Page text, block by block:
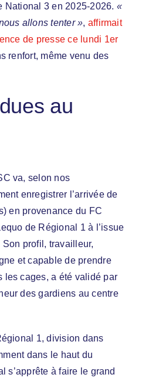
National 3 en 2025-2026. «
allons tenter », affirmait
de presse ce lundi 1er
renfort, même venu des
au
va, selon nos
enregistrer l’arrivée de
en provenance du FC
de Régional 1 à l’issue
profil, travailleur,
et capable de prendre
les cages, a été validé par
des gardiens au centre
1, division dans
dans le haut du
s’apprête à faire le grand